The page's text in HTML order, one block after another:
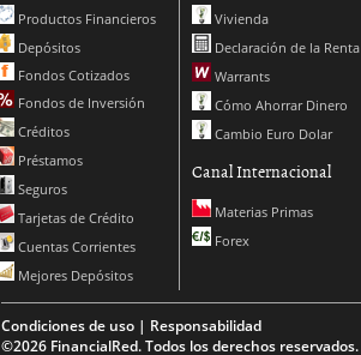
Productos Financieros
Depósitos
Fondos Cotizados
Fondos de Inversión
Créditos
Préstamos
Seguros
Tarjetas de Crédito
Cuentas Corrientes
Mejores Depósitos
Vivienda
Declaración de la Renta
Warrants
Cómo Ahorrar Dinero
Cambio Euro Dolar
Canal Internacional
Materias Primas
Forex
Condiciones de uso | Responsabilidad
©2026 FinancialRed. Todos los derechos reservados.